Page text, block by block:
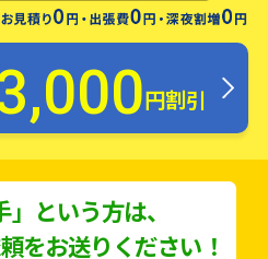
円割引
」という方は、
をお送りください！